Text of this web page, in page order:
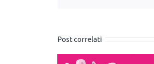
Post correlati